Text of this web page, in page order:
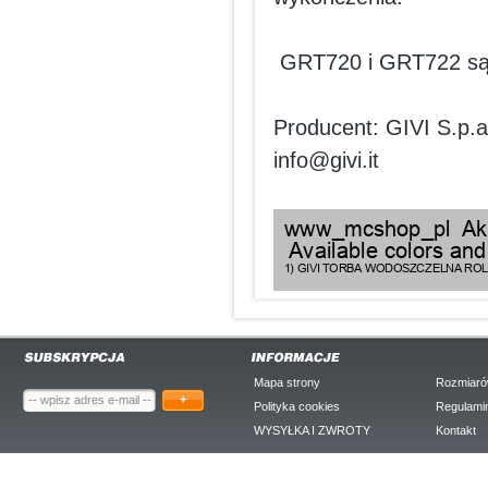
GRT720 i GRT722
Producent: GIVI
info@givi.it
+
Mapa strony
Polityka cookies
WYSYŁKA I ZWROTY
Kontakt